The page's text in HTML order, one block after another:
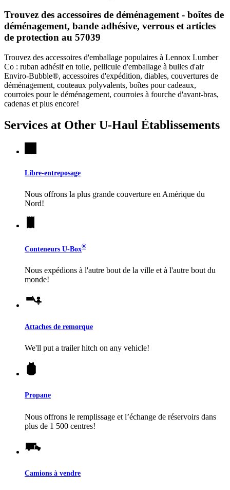
Trouvez des accessoires de déménagement - boîtes de
déménagement, bande adhésive, verrous et articles
de protection au 57039
Trouvez des accessoires d'emballage populaires à Lennox Lumber
Co : ruban adhésif en toile, pellicule d'emballage à bulles d'air
Enviro-Bubble®, accessoires d'expédition, diables, couvertures de
déménagement, couteaux polyvalents, boîtes pour cadeaux,
courroies pour le déménagement, courroies à fourche d'avant-bras,
cadenas et plus encore!
Services at Other U-Haul Établissements
Libre-entreposage
Nous offrons la plus grande couverture en Amérique du
Nord!
Conteneurs U-Box®
Nous expédions à l'autre bout de la ville et à l'autre bout du
monde!
Attaches de remorque
We'll put a trailer hitch on any vehicle!
Propane
Nous offrons le remplissage et l’échange de réservoirs dans
plus de 1 500 centres!
Camions à vendre